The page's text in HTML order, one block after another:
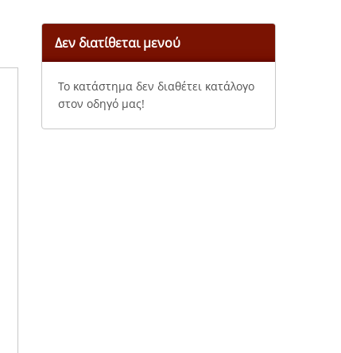
Δεν διατίθεται μενού
Το κατάστημα δεν διαθέτει κατάλογο
στον οδηγό μας!